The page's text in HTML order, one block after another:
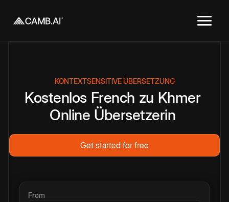
KONTEXTSENSITIVE ÜBERSETZUNG
Kostenlos French zu Khmer
Online Übersetzerin
Get started for free
From